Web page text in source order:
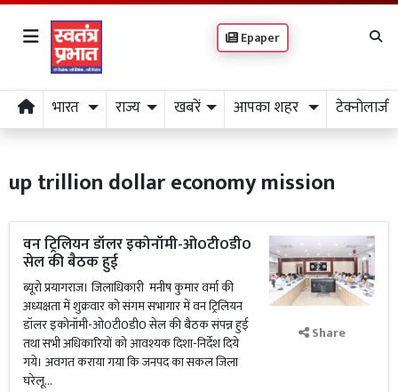
Epaper
भारत राज्य खबरें आपका शहर टेक्नोलाजी
up trillion dollar economy mission
वन ट्रिलियन डॉलर इकोनॉमी-ओ0टी0डी0
सेल की बैठक हुई
ब्यूरो प्रयागराज। जिलाधिकारी मनीष कुमार वर्मा की
अध्यक्षता में शुक्रवार को संगम सभागार में वन ट्रिलियन
डॉलर इकोनॉमी-ओ0टी0डी0 सेल की बैठक संपन्न हुई
तथा सभी अधिकारियों को आवश्यक दिशा-निर्देश दिये
गये। अवगत कराया गया कि जनपद का सकल जिला
घरेलू...
Share